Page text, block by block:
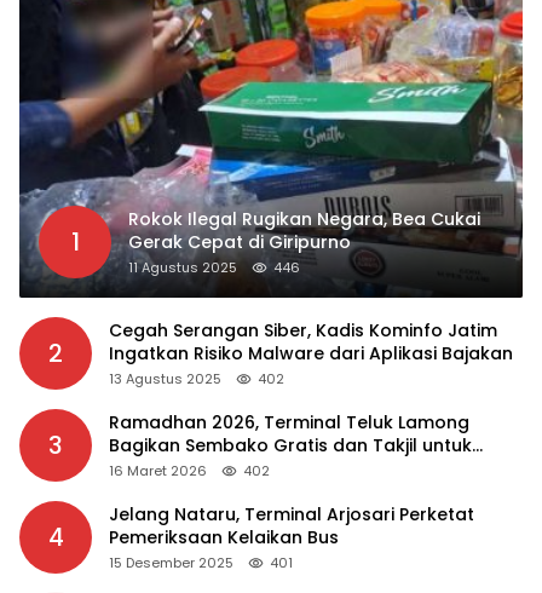
1
Rokok Ilegal Rugikan Negara, Bea Cukai
Gerak Cepat di Giripurno
11 Agustus 2025 446
2
Cegah Serangan Siber, Kadis Kominfo Jatim
Ingatkan Risiko Malware dari Aplikasi Bajakan
13 Agustus 2025 402
3
Ramadhan 2026, Terminal Teluk Lamong
Bagikan Sembako Gratis dan Takjil untuk
Masyarakat
16 Maret 2026 402
4
Jelang Nataru, Terminal Arjosari Perketat
Pemeriksaan Kelaikan Bus
15 Desember 2025 401